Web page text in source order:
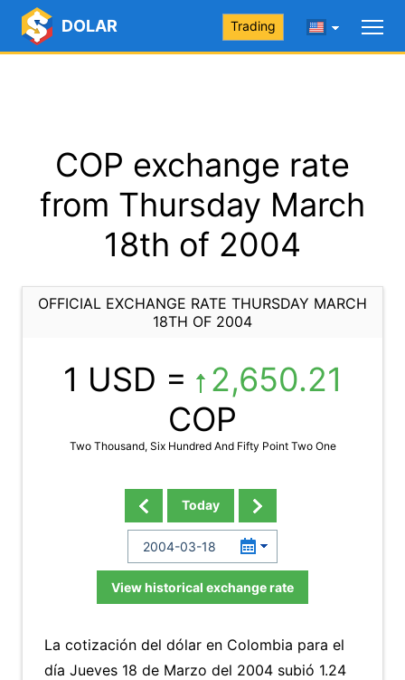
DOLAR Trading
COP exchange rate
from Thursday March
18th of 2004
OFFICIAL EXCHANGE RATE THURSDAY MARCH
18TH OF 2004
1 USD =
2,650.21
COP
Two Thousand, Six Hundred And Fifty Point Two One
Today
View historical exchange rate
La cotización del dólar en Colombia para el
día Jueves 18 de Marzo del 2004 subió 1.24